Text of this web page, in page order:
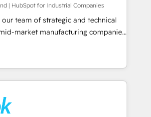
while we build. We fix what others
mid-market reality—practical
with your actual headcount and
🔄 Top 5% globally in client
years of consistent results since 2017
into unified systems
results.
| HubSpot for Industrial Companies
our team of strategic and technical
market manufacturing companies
We specialize in delivering
that drive results by leveraging
and data to fuel success.
Consulting -